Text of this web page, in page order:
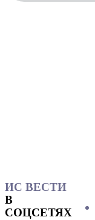
ИС ВЕСТИ
В
СОЦСЕТЯХ